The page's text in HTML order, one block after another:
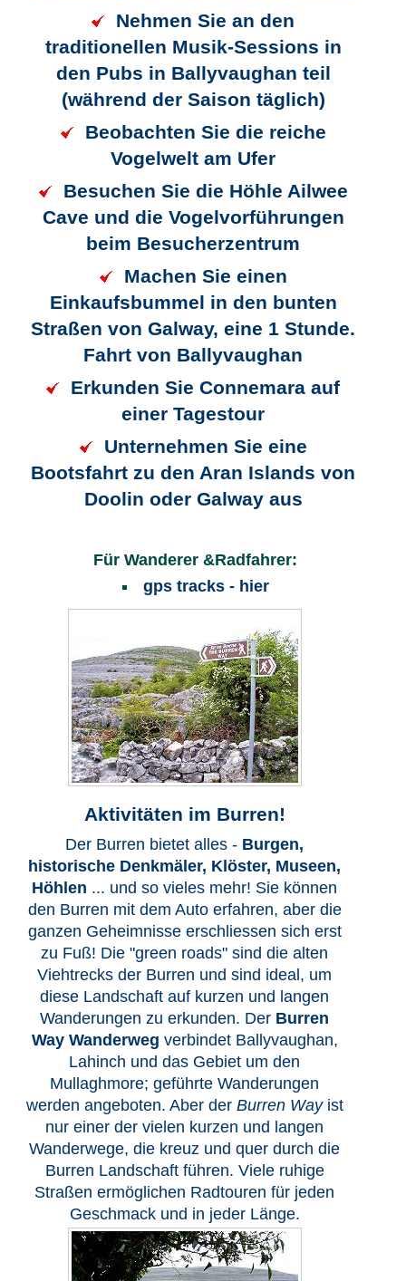
Nehmen Sie an den
traditionellen Musik-Sessions in
den Pubs in Ballyvaughan teil
(während der Saison täglich)
Beobachten Sie die reiche
Vogelwelt am Ufer
Besuchen Sie die Höhle Ailwee
Cave und die Vogelvorführungen
beim Besucherzentrum
Machen Sie einen
Einkaufsbummel in den bunten
Straßen von Galway, eine 1 Stunde.
Fahrt von Ballyvaughan
Erkunden Sie Connemara auf
einer Tagestour
Unternehmen Sie eine
Bootsfahrt zu den Aran Islands von
Doolin oder Galway aus
Für Wanderer &Radfahrer:
gps tracks - hier
Aktivitäten im Burren!
Der Burren bietet alles - Burgen,
historische Denkmäler, Klöster, Museen,
Höhlen ... und so vieles mehr! Sie können
den Burren mit dem Auto erfahren, aber die
ganzen Geheimnisse erschliessen sich erst
zu Fuß! Die "green roads" sind die alten
Viehtrecks der Burren und sind ideal, um
diese Landschaft auf kurzen und langen
Wanderungen zu erkunden. Der Burren
Way Wanderweg verbindet Ballyvaughan,
Lahinch und das Gebiet um den
Mullaghmore; geführte Wanderungen
werden angeboten. Aber der Burren Wayist
nur einer der vielen kurzen und langen
Wanderwege, die kreuz und quer durch die
Burren Landschaft führen. Viele ruhige
Straßen ermöglichen Radtouren für jeden
Geschmack und in jeder Länge.